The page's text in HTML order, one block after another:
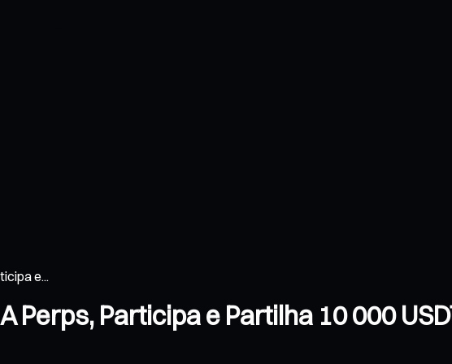
e...
Perps, Participa e Partilha 10 000